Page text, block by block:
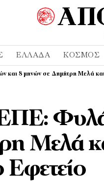
ΕΛΛΆΔΑ ΚΌΣΜΟΣ
8 μηνών σε Δημήτρη Μελά
Μελά
Εφετείο